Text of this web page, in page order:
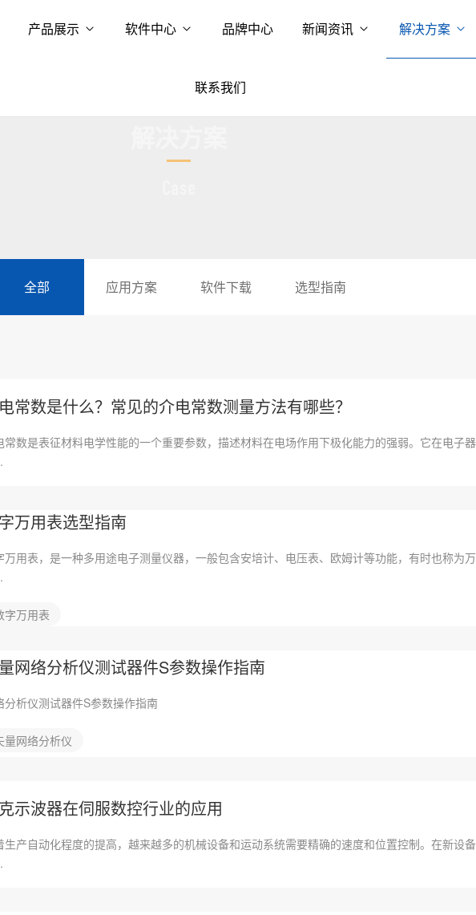
产品展示 软件中心 品牌中心 新闻资讯 解决方案
联系我们
全部 应用方案 软件下载 选型指南
常数是什么？常见的介电常数测量方法有哪些？
常数是表征材料电学性能的一个重要参数，描述材料在电场作用下极化能力的强弱。它在电子
万用表选型指南
万用表，是一种多用途电子测量仪器，一般包含安培计、电压表、欧姆计等功能，有时也称为
字万用表
网络分析仪测试器件S参数操作指南
分析仪测试器件S参数操作指南
量网络分析仪
示波器在伺服数控行业的应用
生产自动化程度的提高，越来越多的机械设备和运动系统需要精确的速度和位置控制。在新设